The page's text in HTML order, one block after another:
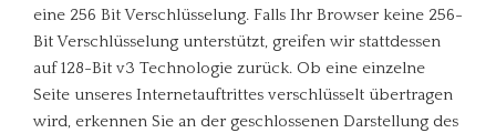
eine 256 Bit Verschlüsselung. Falls Ihr Browser keine 256-
Bit Verschlüsselung unterstützt, greifen wir stattdessen
auf 128-Bit v3 Technologie zurück. Ob eine einzelne
Seite unseres Internetauftrittes verschlüsselt übertragen
wird, erkennen Sie an der geschlossenen Darstellung des